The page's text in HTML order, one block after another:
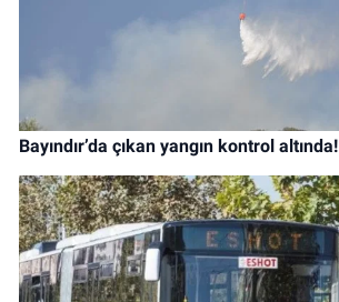
Bayındır’da çıkan yangın kontrol altında!